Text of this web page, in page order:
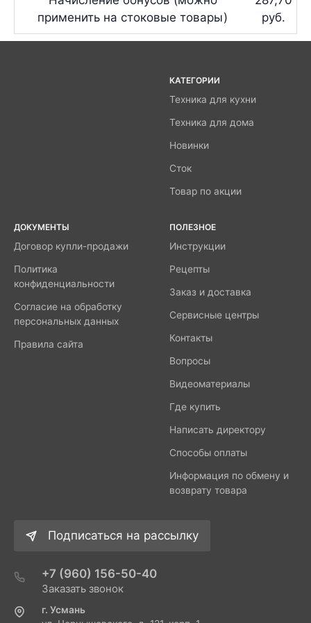
применить на стоковые товары)
руб.
КАТЕГОРИИ
Техника для кухни
Техника для дома
Новинки
Сток
Товар по акции
ДОКУМЕНТЫ
Договор купли-продажи
Политика
конфиденциальности
Согласие на обработку
персональных данных
Правила сайта
ПОЛЕЗНОЕ
Инструкции
Рецепты
Заказ и доставка
Сервисные центры
Контакты
Вопросы
Видеоматериалы
Где купить
Написать директору
Способы оплаты
Информация по обмену и
возврату товара
Подписаться на рассылку
+7 (960) 156-50-40
Заказать звонок
г. Усмань